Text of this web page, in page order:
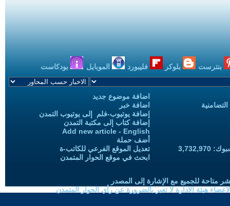
بنترست بلوكر فليبورد الموبايل بودكاست
اضافة موضوع جديد
اضافة خبر
إضافة يوتيوب-فلم إلى يوتيوب التمدن
إضافة كتاب إلى مكتبة التمدن
Add new article - English
أضف حملة
تعديل الموقع الفرعي للكاتب-ة
ابحث في موقع الحوار المتمدن
متاحة للجميع مع الإشارة إلى المصدر
هيئة الادارة لا تعبر بالضرورة عن رأي الحوار المتمدن